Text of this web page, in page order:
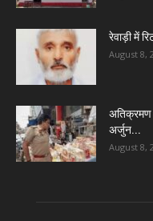
रेवाड़ी में
August 8,
अतिक्रमण
अर्जुन...
August 8,